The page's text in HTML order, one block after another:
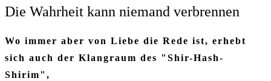
Die Wahrheit kann niemand verbrennen
Wo immer aber von Liebe die Rede ist, erhebt
sich auch der Klangraum des "Shir-Hash-
Shirim",